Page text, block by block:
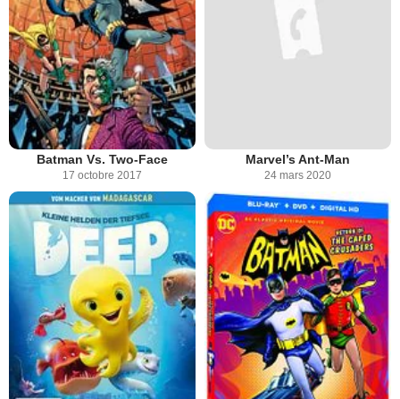
Batman Vs. Two-Face
17 octobre 2017
Marvel’s Ant-Man
24 mars 2020